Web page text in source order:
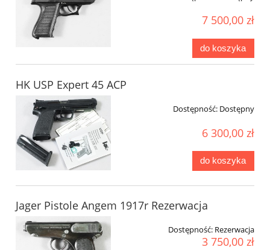
7 500,00 zł
do koszyka
HK USP Expert 45 ACP
Dostępność: Dostępny
6 300,00 zł
do koszyka
Jager Pistole Angem 1917r Rezerwacja
Dostępność: Rezerwacja
3 750,00 zł